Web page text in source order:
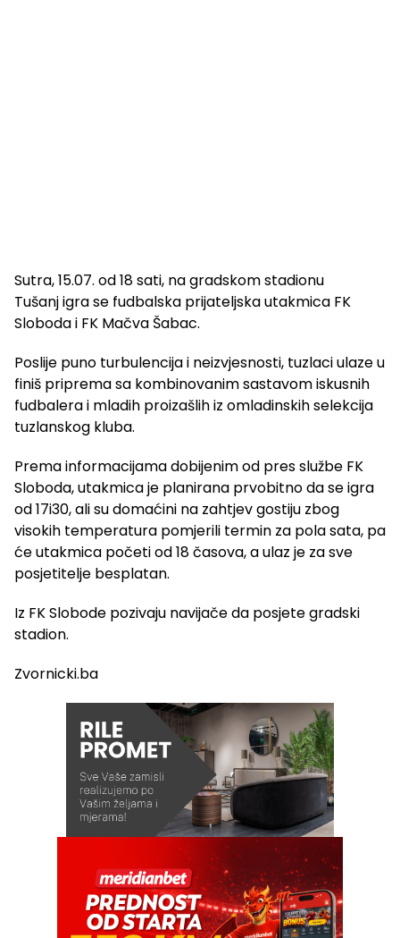
Sutra, 15.07. od 18 sati, na gradskom stadionu
Tušanj igra se fudbalska prijateljska utakmica FK
Sloboda i FK Mačva Šabac.
Poslije puno turbulencija i neizvjesnosti, tuzlaci ulaze u
finiš priprema sa kombinovanim sastavom iskusnih
fudbalera i mladih proizašlih iz omladinskih selekcija
tuzlanskog kluba.
Prema informacijama dobijenim od pres službe FK
Sloboda, utakmica je planirana prvobitno da se igra
od 17i30, ali su domaćini na zahtjev gostiju zbog
visokih temperatura pomjerili termin za pola sata, pa
će utakmica početi od 18 časova, a ulaz je za sve
posjetitelje besplatan.
Iz FK Slobode pozivaju navijače da posjete gradski
stadion.
Zvornicki.ba